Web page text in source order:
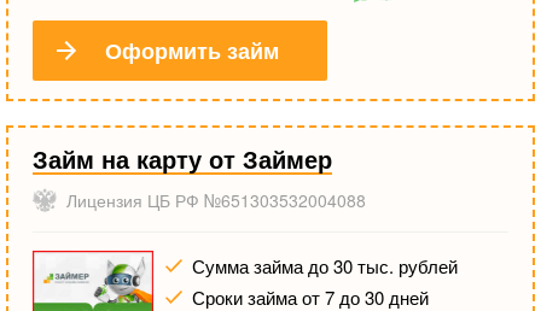
Оформить займ
Займ на карту от Займер
Лицензия ЦБ РФ №651303532004088
Сумма займа до 30 тыс. рублей
Сроки займа от 7 до 30 дней